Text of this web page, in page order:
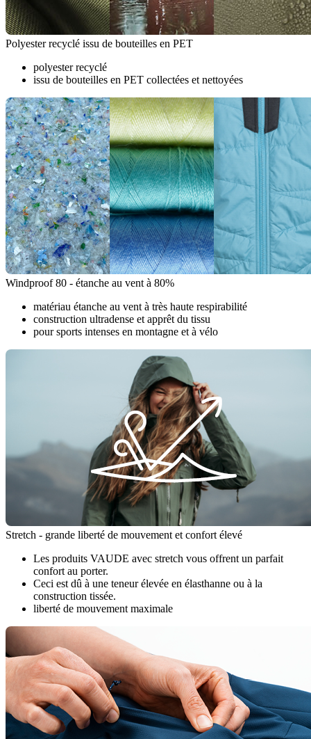
Polyester recyclé issu de bouteilles en PET
polyester recyclé
issu de bouteilles en PET collectées et nettoyées
Windproof 80 - étanche au vent à 80%
matériau étanche au vent à très haute respirabilité
construction ultradense et apprêt du tissu
pour sports intenses en montagne et à vélo
Stretch - grande liberté de mouvement et confort élevé
Les produits VAUDE avec stretch vous offrent un parfait
confort au porter.
Ceci est dû à une teneur élevée en élasthanne ou à la
construction tissée.
liberté de mouvement maximale